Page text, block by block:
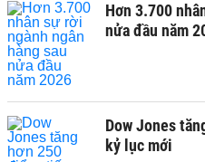
Hơn 3.700
nửa đầu năm
Dow Jones
kỷ lục mới